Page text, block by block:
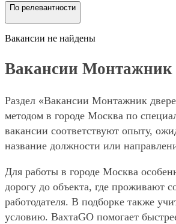
По релевантности
Вакансии не найдены
Вакансии Монтажник
Раздел «Вакансии Монтажник
методом в городе Москва по
вакансии соответствуют опыту,
название должности или
Для работы в городе Москва
дорогу до объекта, где проживают
работодателя. В подборке также
условию. ВахтаGO помогает